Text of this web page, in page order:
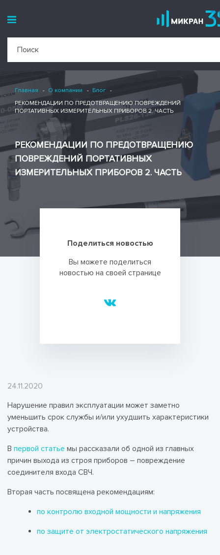
РЕКОМЕНДАЦИИ ПО ПРЕДОТВРАЩЕНИЮ
ПОВРЕЖДЕНИЙ ПОРТАТИВНЫХ
ИЗМЕРИТЕЛЬНЫХ ПРИБОРОВ 2. ЧАСТЬ
Поделиться новостью
Вы можете поделиться
новостью на своей странице
Главная О компании
Блог
РЕКОМЕНДАЦИИ ПО ПРЕДОТВРАЩЕНИЮ ПОВРЕЖДЕНИЙ
ПОРТАТИВНЫХ ИЗМЕРИТЕЛЬНЫХ ПРИБОРОВ 2. ЧАСТЬ
24.11.2020
Нарушение правил эксплуатации может заметно
уменьшить срок службы и/или ухудшить характеристики
устройства.
В первой статье мы рассказали об одной из главных
причин выхода из строя приборов – повреждение
соединителя входа СВЧ.
Вторая часть посвящена рекомендациям:
по контролю входной мощности и напряжения
по защите от электростатического напряжения